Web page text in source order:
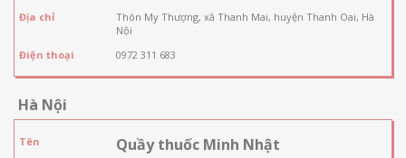
Địa chỉ
Thôn My Thượng, xã Thanh Mai, huyện Thanh Oai, Hà
Nội
Điện thoại
0972 311 683
Hà Nội
Tên Quầy thuốc Minh Nhật